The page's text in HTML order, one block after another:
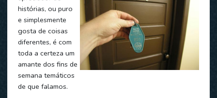
histórias, ou puro
e simplesmente
gosta de coisas
diferentes, é com
toda a certeza um
amante dos fins de
semana temáticos
de que falamos.